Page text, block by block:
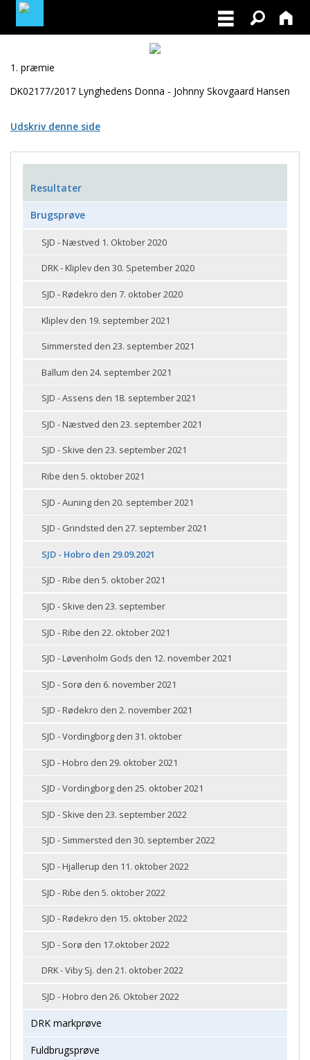
MEDLEMSLOGIN
BLIV MEDLEM
1. præmie
DK02177/2017 Lynghedens Donna - Johnny Skovgaard Hansen
Udskriv denne side
Resultater
Brugsprøve
SJD - Næstved 1. Oktober 2020
DRK - Kliplev den 30. Spetember 2020
SJD - Rødekro den 7. oktober 2020
Kliplev den 19. september 2021
Simmersted den 23. september 2021
Ballum den 24. september 2021
SJD - Assens den 18. september 2021
SJD - Næstved den 23. september 2021
SJD - Skive den 23. september 2021
Ribe den 5. oktober 2021
SJD - Auning den 20. september 2021
SJD - Grindsted den 27. september 2021
SJD - Hobro den 29.09.2021
SJD - Ribe den 5. oktober 2021
SJD - Skive den 23. september
SJD - Ribe den 22. oktober 2021
SJD - Løvenholm Gods den 12. november 2021
SJD - Sorø den 6. november 2021
SJD - Rødekro den 2. november 2021
SJD - Vordingborg den 31. oktober
SJD - Hobro den 29. oktober 2021
SJD - Vordingborg den 25. oktober 2021
SJD - Skive den 23. september 2022
SJD - Simmersted den 30. september 2022
SJD - Hjallerup den 11. oktober 2022
SJD - Ribe den 5. oktober 2022
SJD - Rødekro den 15. oktober 2022
SJD - Sorø den 17.oktober 2022
DRK - Viby Sj. den 21. oktober 2022
SJD - Hobro den 26. Oktober 2022
DRK markprøve
Fuldbrugsprøve